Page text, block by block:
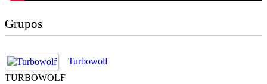
Grupos
Turbowolf
TURBOWOLF